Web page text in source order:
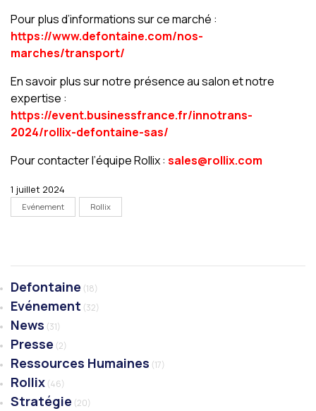
Pour plus d’informations sur ce marché :
https://www.defontaine.com/nos-
marches/transport/
En savoir plus sur notre présence au salon et notre
expertise :
https://event.businessfrance.fr/innotrans-
2024/rollix-defontaine-sas/
Pour contacter l’équipe Rollix : sales@rollix.com
1 juillet 2024
Evénement Rollix
Defontaine (18)
Evénement (32)
News (31)
Presse (2)
Ressources Humaines (17)
Rollix (46)
Stratégie (20)